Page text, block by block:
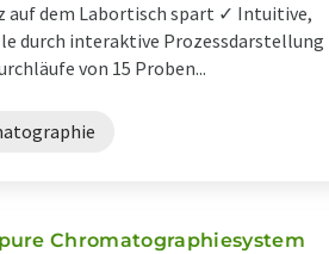
auf dem Labortisch spart ✓ Intuitive,
durch interaktive Prozessdarstellung
von 15 Proben...
Chromatographiesystem